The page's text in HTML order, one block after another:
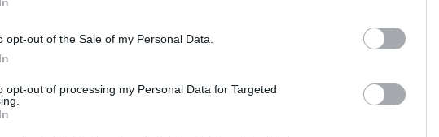
opt-out of the Sale of my Personal Data.
opt-out of processing my Personal Data for Targeted
2018, και µε την ευγενική υποστήριξη του NRW
του γερµανικού κρατιδίου της Βόρειας Ρηνανίας.